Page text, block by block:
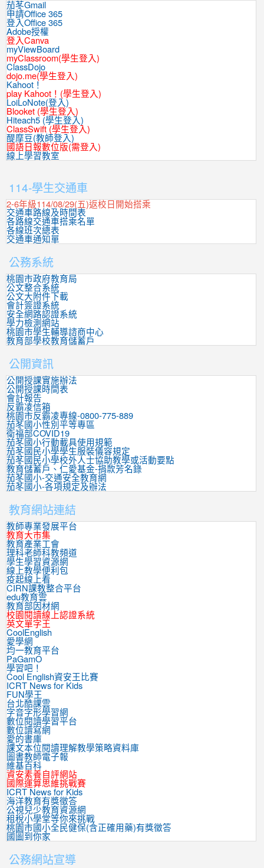
茄苳Gmail
申請Office 365
登入Office 365
Adobe授權
登入Canva
myViewBoard
myClassroom(學生登入)
ClassDojo
dojo.me(學生登入)
Kahoot！
play Kahoot！(學生登入)
LoiLoNote(登入)
Blooket (學生登入)
Hiteach5 (學生登入)
ClassSwift (學生登入)
醍摩豆(教師登入)
國語日報數位版(需登入)
線上學習教室
114-學生交通車
2-6年級114/08/29(五)返校日開始搭乘
交通車路線及時間表
各路線交通車搭乘名單
各線班次總表
交通車通知單
公務系統
桃園市政府教育局
公文整合系統
公文大附件下載
會計簽證系統
安全網路認證系統
學力檢測網站
桃園市學生輔導諮商中心
教育部學校教育儲蓄戶
公開資訊
公開授課實施辦法
公開授課時間表
會計報告
反霸凌信箱
桃園市反霸凌專線-0800-775-889
茄苳國小性別平等專區
衛福部COVID19
茄苳國小行動載具使用規範
茄苳國民小學學生服裝儀容規定
茄苳國民小學校外人士協助教學或活動要點
教育儲蓄戶、仁愛基金-捐款芳名錄
茄苳國小-交通安全教育網
茄苳國小-各項規定及辦法
教育網站連結
教師專業發展平台
教育大市集
教育產業工會
理科老師科教頻道
學生學習資源網
線上教學便利包
疫起線上看
CIRN課教整合平台
edu教育雲
教育部因材網
校園閱讀線上認證系統
英文單字王
CoolEnglish
愛學網
均一教育平台
PaGamO
學習吧！
Cool English資安王比賽
ICRT News for Kids
FUN學王
台北酷課雲
字音字形學習網
數位閱讀學習平台
數位讀寫網
愛的書庫
課文本位閱讀理解教學策略資料庫
圖書教師電子報
維基百科
資安素養自評網站
國際運算思維挑戰賽
ICRT News for Kids
海洋教育有獎徵答
公視兒少教育資源網
租稅小學堂等你來挑戰
桃園市國小全民健保(含正確用藥)有獎徵答
國圖到你家
公務網站宣導